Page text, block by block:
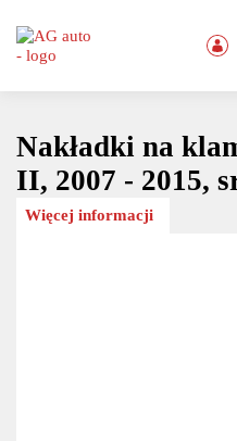
Nakładki na
II, 2007 - 2015,
Więcej informacji